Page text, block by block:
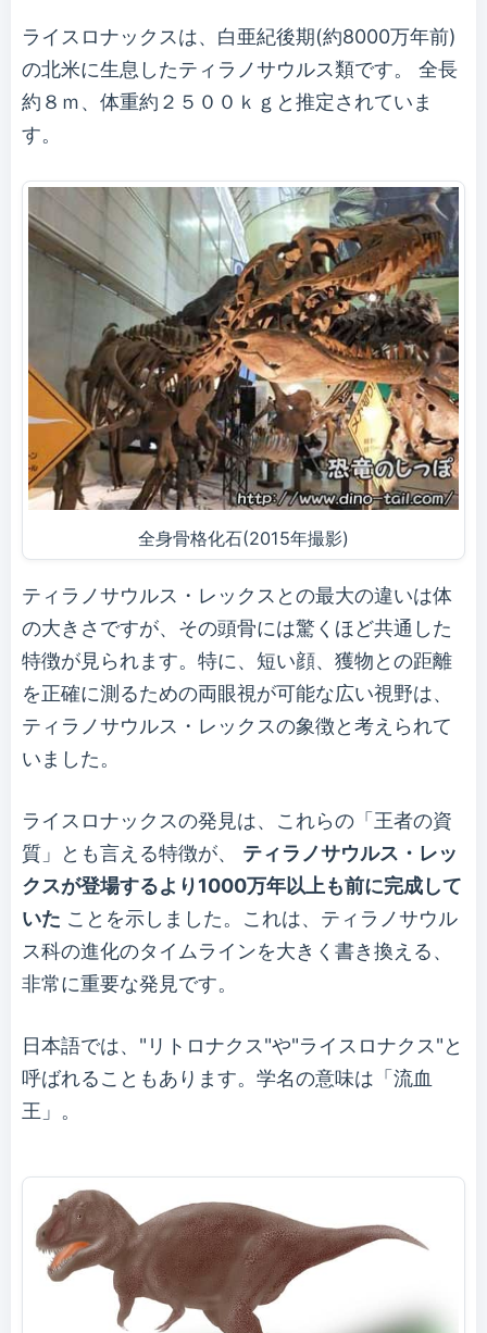
ライスロナックスは、白亜紀後期(約8000万年前)
の北米に生息したティラノサウルス類です。 全長
約８ｍ、体重約２５００ｋｇと推定されていま
す。
全身骨格化石(2015年撮影)
ティラノサウルス・レックスとの最大の違いは体
の大きさですが、その頭骨には驚くほど共通した
特徴が見られます。特に、短い顔、獲物との距離
を正確に測るための両眼視が可能な広い視野は、
ティラノサウルス・レックスの象徴と考えられて
いました。
ライスロナックスの発見は、これらの「王者の資
質」とも言える特徴が、 ティラノサウルス・レッ
クスが登場するより1000万年以上も前に完成して
いた ことを示しました。これは、ティラノサウル
ス科の進化のタイムラインを大きく書き換える、
非常に重要な発見です。
日本語では、"リトロナクス"や"ライスロナクス"と
呼ばれることもあります。学名の意味は「流血
王」。